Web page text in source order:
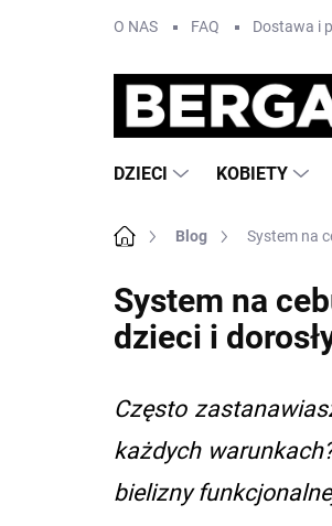
O NAS FAQ Dostawa i
DZIECI KOBIETY
Home Blog System na
System na
dzieci i
Często
każdych
bielizny